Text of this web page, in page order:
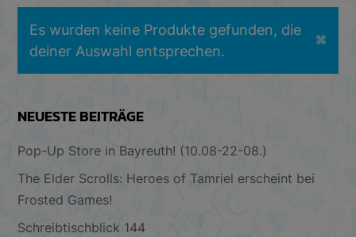
Es wurden keine Produkte gefunden, die
deiner Auswahl entsprechen.
✖
NEUESTE BEITRÄGE
Pop-Up Store in Bayreuth! (10.08-22-08.)
The Elder Scrolls: Heroes of Tamriel erscheint bei
Frosted Games!
Schreibtischblick 144